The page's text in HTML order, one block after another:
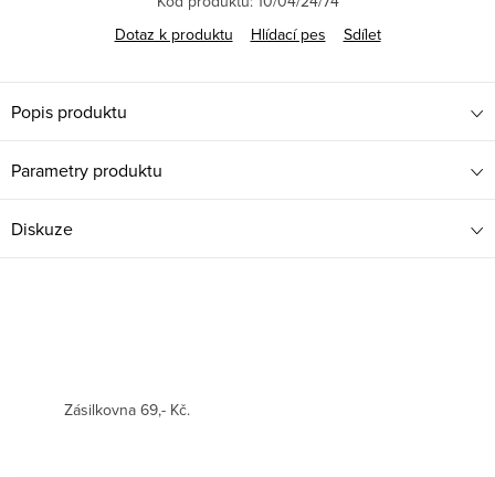
Dotaz k produktu
Hlídací pes Sdílet
Popis produktu
Parametry produktu
Diskuze
Zásilkovna 69,- Kč.